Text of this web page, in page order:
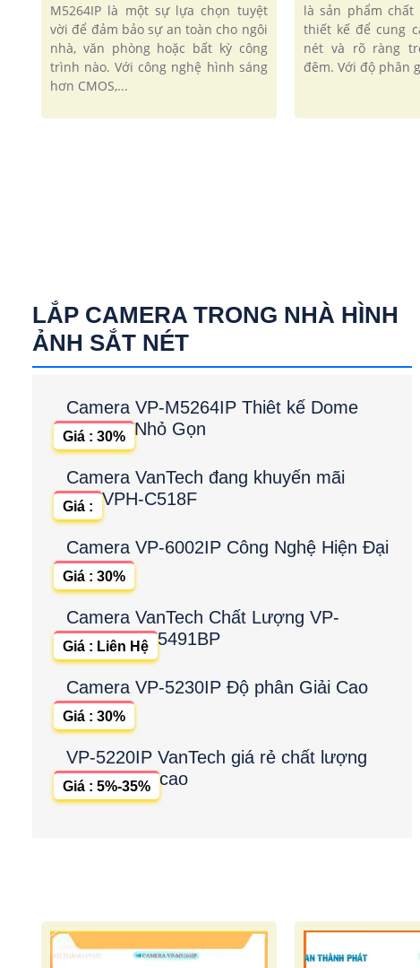
M5264IP là một sự lựa chọn tuyệt
vời để đảm bảo sự an toàn cho ngôi
nhà, văn phòng hoặc bất kỳ công
trình nào. Với công nghệ hình sáng
hơn CMOS,...
là sản phẩm chất
thiết kế để cung
nét và rõ ràng
đêm. Với độ phân
LẮP CAMERA TRONG NHÀ HÌNH
ẢNH SẮT NÉT
Camera VP-M5264IP Thiêt kế Dome
Nhỏ Gọn
Giá : 30%
Camera VanTech đang khuyến mãi
VPH-C518F
Giá :
Camera VP-6002IP Công Nghệ Hiện Đại
Giá : 30%
Camera VanTech Chất Lượng VP-
5491BP
Giá : Liên Hệ
Camera VP-5230IP Độ phân Giải Cao
Giá : 30%
VP-5220IP VanTech giá rẻ chất lượng
cao
Giá : 5%-35%